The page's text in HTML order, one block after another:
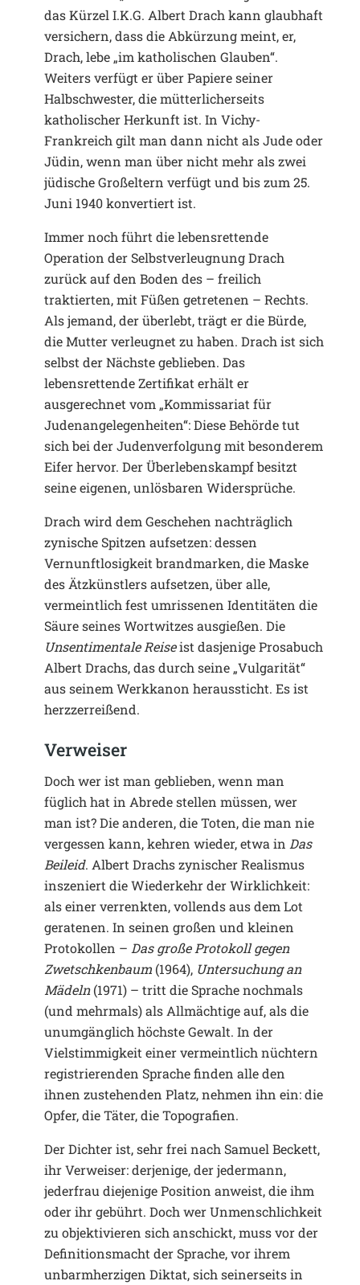
das Kürzel I.K.G. Albert Drach kann glaubhaft
versichern, dass die Abkürzung meint, er,
Drach, lebe „im katholischen Glauben“.
Weiters verfügt er über Papiere seiner
Halbschwester, die mütterlicherseits
katholischer Herkunft ist. In Vichy-
Frankreich gilt man dann nicht als Jude oder
Jüdin, wenn man über nicht mehr als zwei
jüdische Großeltern verfügt und bis zum 25.
Juni 1940 konvertiert ist.
Immer noch führt die lebensrettende
Operation der Selbstverleugnung Drach
zurück auf den Boden des – freilich
traktierten, mit Füßen getretenen – Rechts.
Als jemand, der überlebt, trägt er die Bürde,
die Mutter verleugnet zu haben. Drach ist sich
selbst der Nächste geblieben. Das
lebensrettende Zertifikat erhält er
ausgerechnet vom „Kommissariat für
Judenangelegenheiten“: Diese Behörde tut
sich bei der Judenverfolgung mit besonderem
Eifer hervor. Der Überlebenskampf besitzt
seine eigenen, unlösbaren Widersprüche.
Drach wird dem Geschehen nachträglich
zynische Spitzen aufsetzen: dessen
Vernunftlosigkeit brandmarken, die Maske
des Ätzkünstlers aufsetzen, über alle,
vermeintlich fest umrissenen Identitäten die
Säure seines Wortwitzes ausgießen. Die
Unsentimentale Reiseist dasjenige Prosabuch
Albert Drachs, das durch seine „Vulgarität“
aus seinem Werkkanon heraussticht. Es ist
herzzerreißend.
Verweiser
Doch wer ist man geblieben, wenn man
füglich hat in Abrede stellen müssen, wer
man ist? Die anderen, die Toten, die man nie
vergessen kann, kehren wieder, etwa in Das
Beileid. Albert Drachs zynischer Realismus
inszeniert die Wiederkehr der Wirklichkeit:
als einer verrenkten, vollends aus dem Lot
geratenen. In seinen großen und kleinen
Protokollen – Das große Protokoll gegen
Zwetschkenbaum (1964), Untersuchung an
Mädeln(1971) – tritt die Sprache nochmals
(und mehrmals) als Allmächtige auf, als die
unumgänglich höchste Gewalt. In der
Vielstimmigkeit einer vermeintlich nüchtern
registrierenden Sprache finden alle den
ihnen zustehenden Platz, nehmen ihn ein: die
Opfer, die Täter, die Topografien.
Der Dichter ist, sehr frei nach Samuel Beckett,
ihr Verweiser: derjenige, der jedermann,
jederfrau diejenige Position anweist, die ihm
oder ihr gebührt. Doch wer Unmenschlichkeit
zu objektivieren sich anschickt, muss vor der
Definitionsmacht der Sprache, vor ihrem
unbarmherzigen Diktat, sich seinerseits in